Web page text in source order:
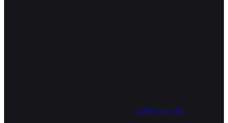
نشاط جمعية الطرق